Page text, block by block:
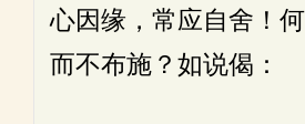
心因缘，常应自舍！
而不布施？如说偈：